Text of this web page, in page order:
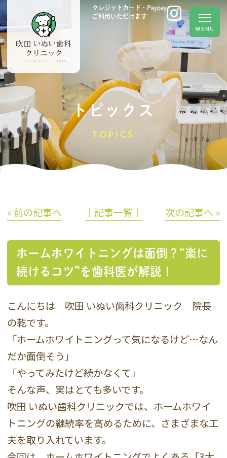
クレジットカード・Paypay
ご利用いただけます
トピックス
TOPICS
« 前の記事へ │記事一覧│ 次の記事へ »
ホームホワイトニングは面倒？“楽に
続けるコツ”を歯科医が解説！
こんにちは 吹田 いぬい歯科クリニック 院長
の乾です。
「ホームホワイトニングって気になるけど…なん
だか面倒そう」
「やってみたけど続かなくて」
そんな声、実はとても多いです。
吹田 いぬい歯科クリニックでは、ホームホワイ
トニングの継続率を高めるために、さまざまな工
夫を取り入れています。